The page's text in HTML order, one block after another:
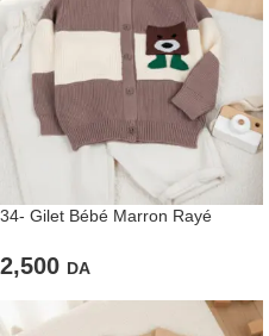
34- Gilet Bébé Marron Rayé
2,500 DA